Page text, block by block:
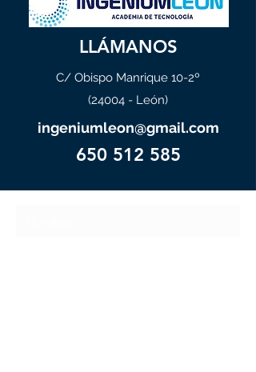
LLÁMANOS
C/ Obispo Manrique 10-2º
(24004 - León)
ingeniumleon@gmail.com
650 512 585